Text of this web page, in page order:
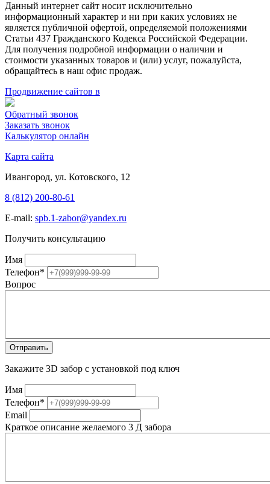
Данный интернет сайт носит исключительно
информационный характер и ни при каких условиях не
является публичной офертой, определяемой положениями
Статьи 437 Гражданского Кодекса Российской Федерации.
Для получения подробной информации о наличии и
стоимости указанных товаров и (или) услуг, пожалуйста,
обращайтесь в наш офис продаж.
Продвижение сайтов в
Обратный звонок
Заказать звонок
Калькулятор онлайн
Карта сайта
Ивангород, ул. Котовского, 12
8 (812) 200-80-61
E-mail: spb.1-zabor@yandex.ru
Получить консультацию
Имя
Телефон*
Вопрос
Закажите 3D забор с установкой под ключ
Имя
Телефон*
Email
Краткое описание желаемого 3 Д забора